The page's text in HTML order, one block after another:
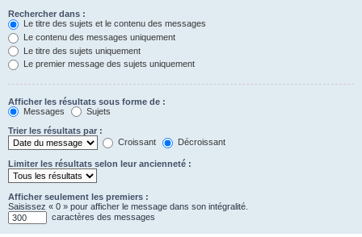
Rechercher dans :
Le titre des sujets et le contenu des messages
Le contenu des messages uniquement
Le titre des sujets uniquement
Le premier message des sujets uniquement
Afficher les résultats sous forme de :
Messages
Sujets
Trier les résultats par :
Croissant
Décroissant
Limiter les résultats selon leur ancienneté :
Afficher seulement les premiers :
Saisissez « 0 » pour afficher le message dans son intégralité.
caractères des messages